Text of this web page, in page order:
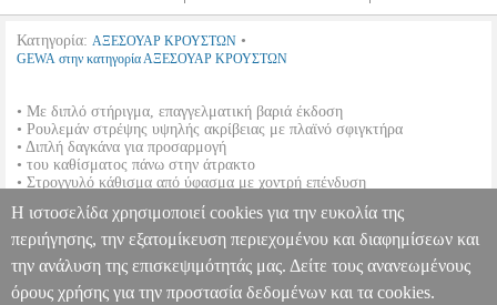
Κατηγορία: ΑΞΕΣΟΥΑΡ ΚΡΟΥΣΤΩΝ •
GEWA στην κατηγορία ΑΞΕΣΟΥΑΡ ΚΡΟΥΣΤΩΝ
• Με διπλό στήριγμα, επαγγελματική βαριά έκδοση
• Ρουλεμάν στρέψης υψηλής ακρίβειας με πλαϊνό σφιγκτήρα
• Διπλή δαγκάνα για προσαρμογή
• του καθίσματος πάνω στην άτρακτο
• Στρογγυλό κάθισμα από ύφασμα με χοντρή επένδυση
• Ύψος περίπου 51 cm/75 cm
• Περίπου 5, 5 kg
ΣΚΑΜΠΟ DRUMS GEWAPURE DC 2.3 ΣΤΡΟΓΓΥΛΟ
MSC.300081 MSC.300081 GEWA GEWA ΑΞΕΣΟΥΑΡ
Η ιστοσελίδα χρησιμοποιεί cookies για την ευκολία της
περιήγησης, την εξατομίκευση περιεχομένου και διαφημίσεων και
την ανάλυση της επισκεψιμότητάς μας. Δείτε τους ανανεωμένους
όρους χρήσης για την προστασία δεδομένων και τα cookies.